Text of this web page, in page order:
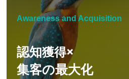
Awareness and Acquisition
認知獲得×
集客の最大化